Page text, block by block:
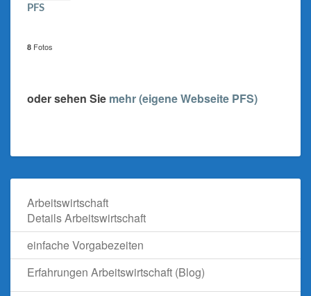
PFS
8 Fotos
oder sehen Sie mehr (eigene Webseite PFS)
Arbeitswirtschaft
Details Arbeitswirtschaft
einfache Vorgabezeiten
Erfahrungen Arbeitswirtschaft (Blog)